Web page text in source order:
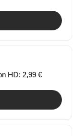
HD: 2,99 €